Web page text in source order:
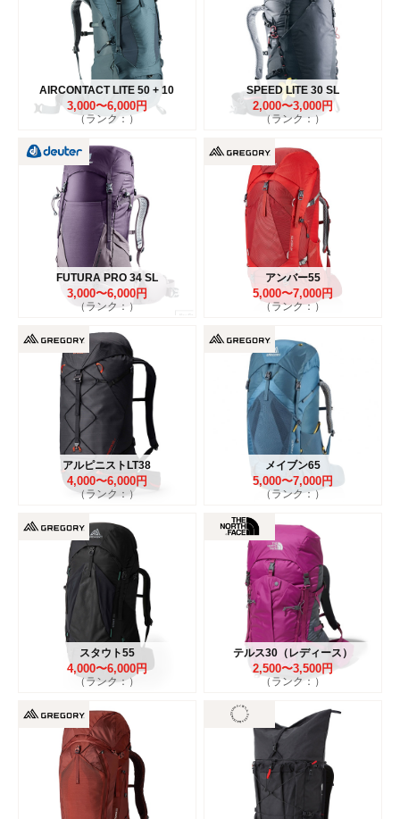
AIRCONTACT LITE 50 + 10
3,000〜6,000円
（ランク：）
SPEED LITE 30 SL
2,000〜3,000円
（ランク：）
FUTURA PRO 34 SL
3,000〜6,000円
（ランク：）
アンバー55
5,000〜7,000円
（ランク：）
アルピニストLT38
4,000〜6,000円
（ランク：）
メイブン65
5,000〜7,000円
（ランク：）
スタウト55
4,000〜6,000円
（ランク：）
テルス30（レディース）
2,500〜3,500円
（ランク：）